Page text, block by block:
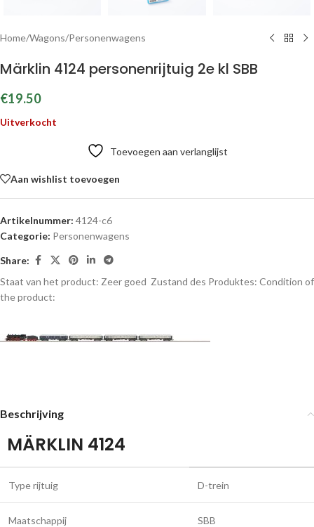
Home/Wagons/Personenwagens
Märklin 4124 personenrijtuig 2e kl SBB
€19.50
Uitverkocht
Toevoegen aan verlanglijst
Aan wishlist toevoegen
Artikelnummer: 4124-c6
Categorie: Personenwagens
Share:
Staat van het product: Zeer goed Zustand des Produktes: Condition of
the product:
Beschrijving
MÄRKLIN 4124
Type rijtuig D-trein
Maatschappij SBB